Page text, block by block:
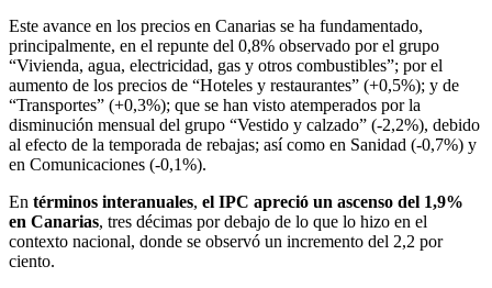
Este avance en los precios en Canarias se ha fundamentado,
principalmente, en el repunte del 0,8% observado por el grupo
“Vivienda, agua, electricidad, gas y otros combustibles”; por el
aumento de los precios de “Hoteles y restaurantes” (+0,5%); y de
“Transportes” (+0,3%); que se han visto atemperados por la
disminución mensual del grupo “Vestido y calzado” (-2,2%), debido
al efecto de la temporada de rebajas; así como en Sanidad (-0,7%) y
en Comunicaciones (-0,1%).
En términos interanuales, el IPC apreció un ascenso del 1,9%
en Canarias, tres décimas por debajo de lo que lo hizo en el
contexto nacional, donde se observó un incremento del 2,2 por
ciento.